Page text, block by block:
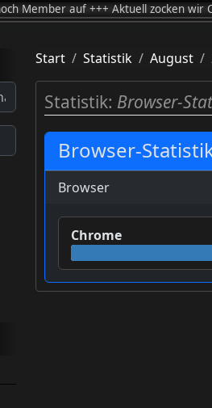
auf +++ Aktuell zocken wir Call of
Start Statistik August
Statistik: Browser-
Browser-
Browser
Chrome